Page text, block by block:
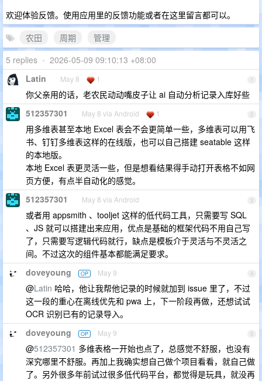
欢迎体验反馈。使用应用里的反馈功能或者在这里留言都可以。
农田
周期
管理
5 replies • 2026-05-09 09:10:13 +08:00
1
Latin May 8 1
你父亲用的话，老农民动动嘴皮子让 ai 自动分析记录入库好些
2
512357301 May 8 via Android 1
用多维表甚至本地 Excel 表会不会更简单一些，多维表可以用飞
书、钉钉多维表这样的在线版，也可以自己搭建 seatable 这样
的本地版。
本地 Excel 表更灵活一些，但是想看结果得手动打开表格不如网
页方便，有点半自动化的感觉。
3
512357301 May 8 via Android
或者用 appsmith 、tooljet 这样的低代码工具，只需要写 SQL
、JS 就可以搭建出来应用，优点是基础的框架代码不用自己写
了，只需要写逻辑代码就行，缺点是模板介于灵活与不灵活之
间。不过这次的组件基本都能满足要求。
4
doveyoung OP May 9
@Latin 哈哈，他让我帮他记录的时候就加到 issue 里了，不过
这一段的重心在离线优先和 pwa 上，下一阶段再做，还想试试
OCR 识别已有的记录导入。
5
doveyoung OP May 9
@512357301 多维表格一开始也点了，总感觉不舒服，也没有
深究哪里不舒服。再加上我确实想自己做个项目看看，就自己做
了。另外很多年前试过很多低代码平台，都觉得是玩具，就没再